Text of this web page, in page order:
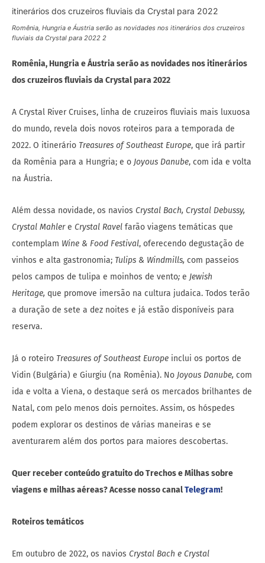
Romênia, Hungria e Áustria serão as novidades nos itinerários dos cruzeiros
fluviais da Crystal para 2022 2
Romênia, Hungria e Áustria serão as novidades nos itinerários
dos cruzeiros fluviais da Crystal para 2022
A Crystal River Cruises, linha de cruzeiros fluviais mais luxuosa
do mundo, revela dois novos roteiros para a temporada de
2022. O itinerário Treasures of Southeast Europe, que irá partir
da Romênia para a Hungria; e o Joyous Danube, com ida e volta
na Áustria.
Além dessa novidade, os navios Crystal Bach, Crystal Debussy,
Crystal Mahlere Crystal Ravel farão viagens temáticas que
contemplam Wine & Food Festival, oferecendo degustação de
vinhos e alta gastronomia; Tulips & Windmills, com passeios
pelos campos de tulipa e moinhos de vento; e Jewish
Heritage, que promove imersão na cultura judaica. Todos terão
a duração de sete a dez noites e já estão disponíveis para
reserva.
Já o roteiro Treasures of Southeast Europe inclui os portos de
Vidin (Bulgária) e Giurgiu (na Romênia). No Joyous Danube, com
ida e volta a Viena, o destaque será os mercados brilhantes de
Natal, com pelo menos dois pernoites. Assim, os hóspedes
podem explorar os destinos de várias maneiras e se
aventurarem além dos portos para maiores descobertas.
Quer receber conteúdo gratuito do Trechos e Milhas sobre
viagens e milhas aéreas? Acesse nosso canalTelegram!
Roteiros temáticos
Em outubro de 2022, os navios Crystal Bach e Crystal